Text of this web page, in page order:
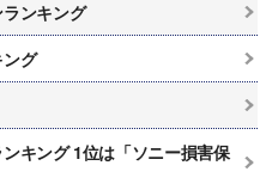
ンキング
グ
キング 1位は「ソニー損害保